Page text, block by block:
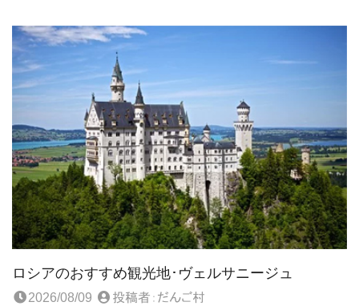
ロシアのおすすめ観光地･ヴェルサニージュ
2026/08/09 投稿者： だんご村